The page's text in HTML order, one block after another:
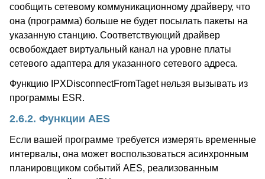
сообщить сетевому коммуникационному драйверу, что
она (программа) больше не будет посылать пакеты на
указанную станцию. Соответствующий драйвер
освобождает виртуальный канал на уровне платы
сетевого адаптера для указанного сетевого адреса.
Функцию IPXDisconnectFromTaget нельзя вызывать из
программы ESR.
2.6.2. Функции AES
Если вашей программе требуется измерять временные
интервалы, она может воспользоваться асинхронным
планировщиком событий AES, реализованным